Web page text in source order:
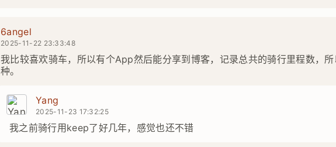
6angel
2025-11-22 23:33:48
我比较喜欢骑车，所以有个App然后能分享到博客，记录总共的骑行里程数，
种。
Yang
2025-11-23 17:32:25
我之前骑行用keep了好几年，感觉也还不错